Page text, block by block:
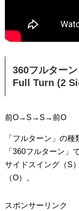
360フルターン
Full Turn (2
前O→S→S→前O
「フルターン」の種
「360フルターン」
サイドスイング（S
（O）。
スポンサーリンク